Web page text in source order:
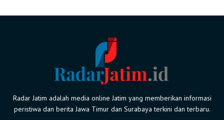
Radar Jatim adalah media online Jatim yang memberikan informasi
peristiwa dan berita Jawa Timur dan Surabaya terkini dan terbaru.